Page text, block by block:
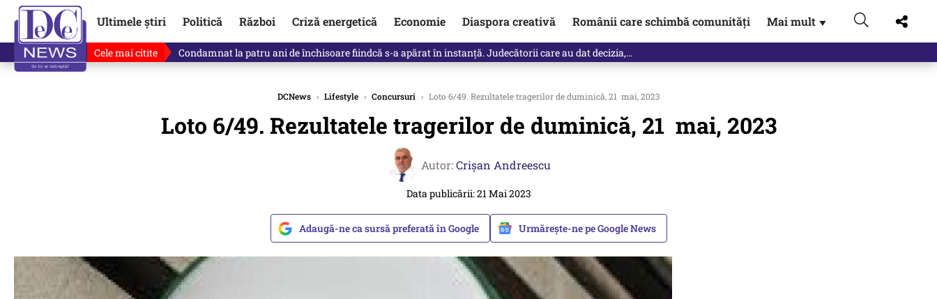
Ultimele știri Politică Război Criză energetică Economie Diaspora creativă Românii care schimbă comunități Mai mult ▼
Cele mai citite Singurul lucru care l-ar putea clinti pe Ilie Bolojan de la Palatul Victoria. Verdictul lui Bogdan Chirieac
DCNews › Lifestyle › Concursuri › Loto 6/49. Rezultatele tragerilor de duminică, 21 mai, 2023
Loto 6/49. Rezultatele tragerilor de duminică, 21 mai, 2023
Autor:Crişan Andreescu
Data publicării: 21 Mai 2023
Adaugă-ne ca sursă preferată în Google Urmărește-ne pe Google News